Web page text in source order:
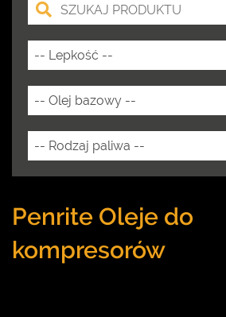
Penrite Oleje do
kompresorów